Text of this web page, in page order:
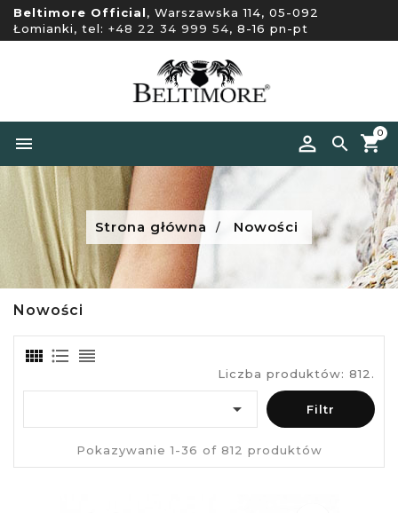
Beltimore Official, Warszawska 114, 05-092
Łomianki, tel: +48 22 34 999 54, 8-16 pn-pt


0
Strona główna Nowości
Nowości
Liczba produktów: 812.
 Filtr
Pokazywanie 1-36 of 812 produktów